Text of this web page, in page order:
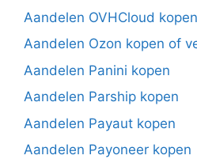
Aandelen OVHCloud kopen
Aandelen Ozon kopen of
Aandelen Panini kopen
Aandelen Parship kopen
Aandelen Payaut kopen
Aandelen Payoneer kopen